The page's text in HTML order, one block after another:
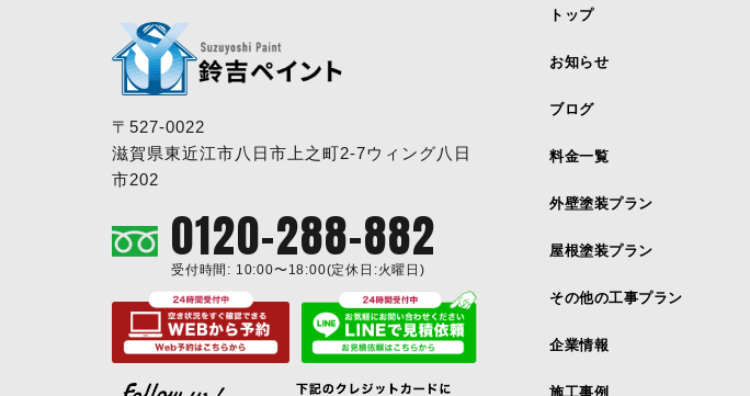
〒527-0022
滋賀県東近江市八日市上之町2-7ウィング八日
市202
0120-288-882
受付時間: 10:00〜18:00(定休日:火曜日)
トップ
お知らせ
ブログ
料金一覧
外壁塗装プラン
屋根塗装プラン
その他の工事プラン
企業情報
施工事例